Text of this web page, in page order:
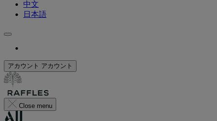
中文
日本語
アカウント アカウント
Close menu